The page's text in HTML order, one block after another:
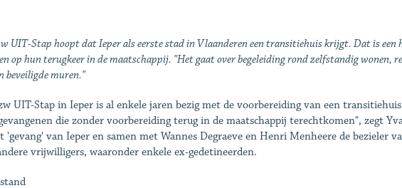
UIT-Stap hoopt dat Ieper als eerste stad in Vlaanderen een transitiehuis krijgt. Dat is een
op hun terugkeer in de maatschappij. "Het gaat over begeleiding rond zelfstandig wonen,
beveiligde muren."
UIT-Stap in Ieper is al enkele jaren bezig met de voorbereiding van een
die zonder voorbereiding terug in de maatschappij terechtkomen", zegt
'gevang' van Ieper en samen met Wannes Degraeve en Henri Menheere de bezieler
vrijwilligers, waaronder enkele ex-gedetineerden.